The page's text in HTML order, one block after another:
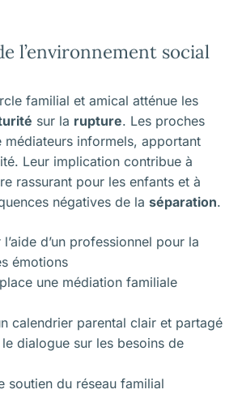
l’environnement social
familial et amical atténue les
sur la rupture. Les proches
médiateurs informels, apportant
Leur implication contribue à
rassurant pour les enfants et à
négatives de la séparation.
d’un professionnel pour la
émotions
une médiation familiale
calendrier parental clair et partagé
dialogue sur les besoins de
soutien du réseau familial